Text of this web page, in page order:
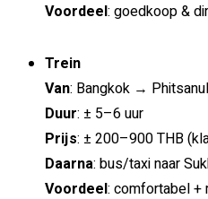
Voordeel: goedkoop &
Trein
Van: Bangkok →
Duur: ± 5–6 uur
Prijs: ± 200–900 THB
Daarna: bus/taxi naar
Voordeel: comfortabel +